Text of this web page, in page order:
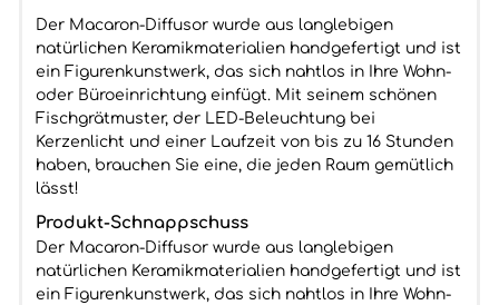
Der Macaron-Diffusor wurde aus langlebigen
natürlichen Keramikmaterialien handgefertigt und ist
ein Figurenkunstwerk, das sich nahtlos in Ihre Wohn-
oder Büroeinrichtung einfügt. Mit seinem schönen
Fischgrätmuster, der LED-Beleuchtung bei
Kerzenlicht und einer Laufzeit von bis zu 16 Stunden
haben, brauchen Sie eine, die jeden Raum gemütlich
lässt!
Produkt-Schnappschuss
Der Macaron-Diffusor wurde aus langlebigen
natürlichen Keramikmaterialien handgefertigt und ist
ein Figurenkunstwerk, das sich nahtlos in Ihre Wohn-